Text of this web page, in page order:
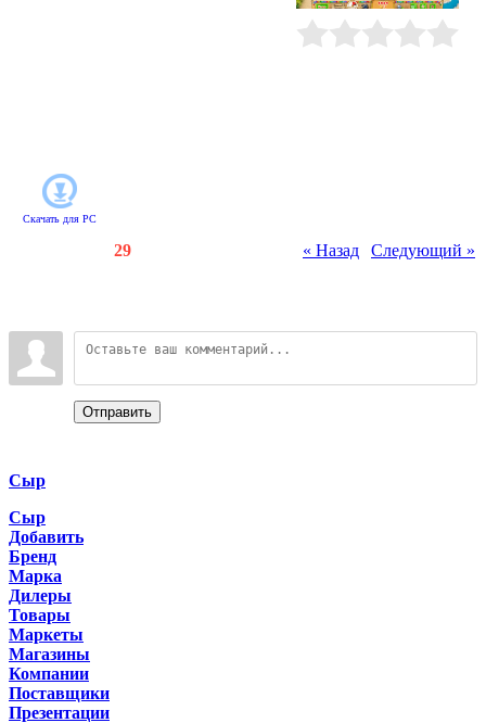
Скачать для PC
« Назад Следующий »
29
Отправить
Сыр
Сыр
Добавить
Бренд
Марка
Дилеры
Товары
Маркеты
Магазины
Компании
Поставщики
Презентации